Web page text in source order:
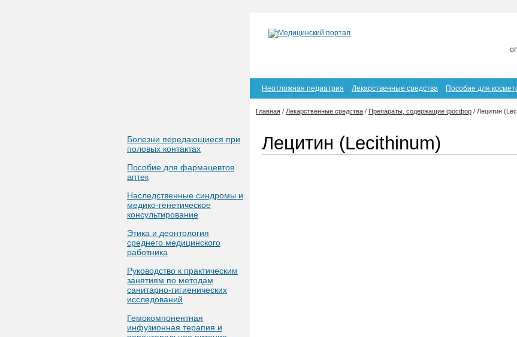
Болезни передающиеся при
половых контактах
Пособие для фармацевтов
аптек
Наследственные синдромы и
медико-генетическое
консультирование
Этика и деонтология
среднего медицинского
работника
Руководство к практическим
занятиям по методам
санитарно-гигиенических
исследований
Гемокомпонентная
инфузионная терапия и
Неотложная педиатрия Лекарственные средства Пособие для
Главная / Лекарственные средства / Препараты, содержащие фосфор / Лецитин
Лецитин (Lecithinum)